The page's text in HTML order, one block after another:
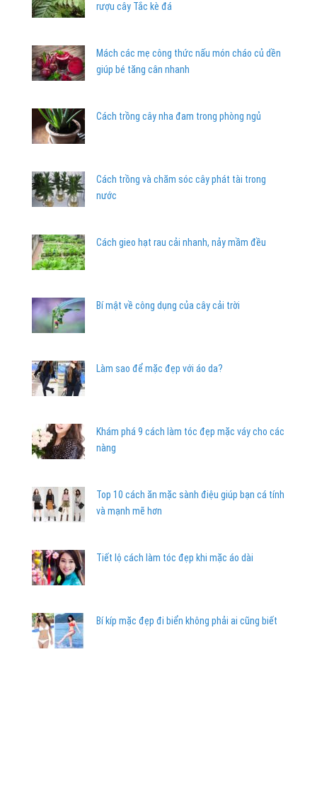
rượu cây Tắc kè đá
Mách các mẹ công thức nấu món cháo củ dền
giúp bé tăng cân nhanh
Cách trồng cây nha đam trong phòng ngủ
Cách trồng và chăm sóc cây phát tài trong
nước
Cách gieo hạt rau cải nhanh, nảy mầm đều
Bí mật về công dụng của cây cải trời
Làm sao để mặc đẹp với áo da?
Khám phá 9 cách làm tóc đẹp mặc váy cho các
nàng
Top 10 cách ăn mặc sành điệu giúp bạn cá tính
và mạnh mẽ hơn
Tiết lộ cách làm tóc đẹp khi mặc áo dài
Bí kíp mặc đẹp đi biển không phải ai cũng biết